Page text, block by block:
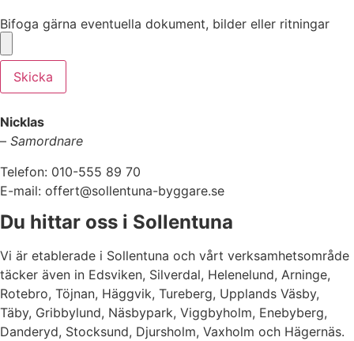
Bifoga gärna eventuella dokument, bilder eller ritningar
Skicka
Nicklas
– Samordnare
Telefon: 010-555 89 70
E-mail: offert@sollentuna-byggare.se
Du hittar oss i Sollentuna
Vi är etablerade i Sollentuna och vårt verksamhetsområde
täcker även in Edsviken, Silverdal, Helenelund, Arninge,
Rotebro, Töjnan, Häggvik, Tureberg, Upplands Väsby,
Täby, Gribbylund, Näsbypark, Viggbyholm, Enebyberg,
Danderyd, Stocksund, Djursholm, Vaxholm och Hägernäs.